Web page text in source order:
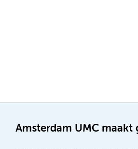
Amsterdam UMC maakt